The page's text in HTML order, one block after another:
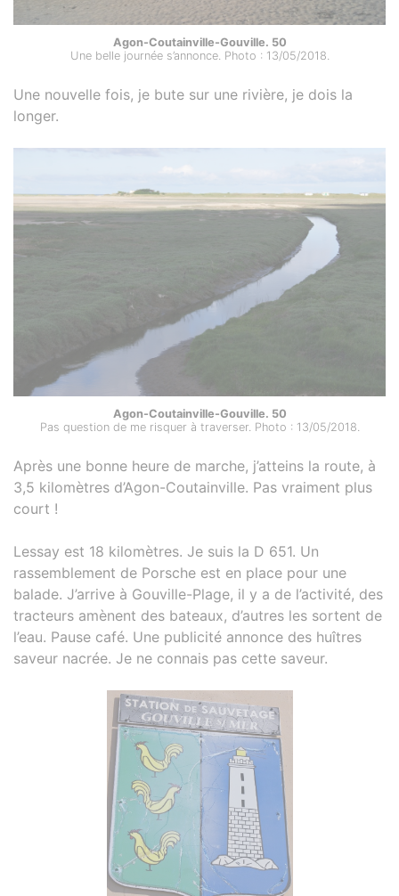
Agon-Coutainville-Gouville. 50
Une belle journée s’annonce. Photo : 13/05/2018.
Une nouvelle fois, je bute sur une rivière, je dois la
longer.
Agon-Coutainville-Gouville. 50
Pas question de me risquer à traverser. Photo : 13/05/2018.
Après une bonne heure de marche, j’atteins la route, à
3,5 kilomètres d’Agon-Coutainville. Pas vraiment plus
court !
Lessay est 18 kilomètres. Je suis la D 651. Un
rassemblement de Porsche est en place pour une
balade. J’arrive à Gouville-Plage, il y a de l’activité, des
tracteurs amènent des bateaux, d’autres les sortent de
l’eau. Pause café. Une publicité annonce des huîtres
saveur nacrée. Je ne connais pas cette saveur.